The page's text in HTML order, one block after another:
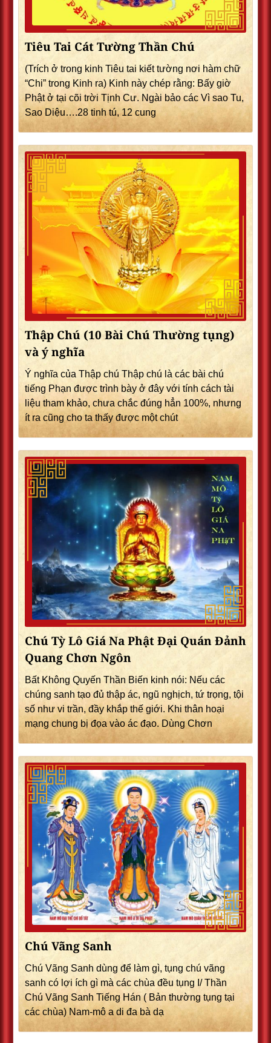
Tiêu Tai Cát Tường Thần Chú
(Trích ở trong kinh Tiêu tai kiết tường nơi hàm chữ
“Chi” trong Kinh ra) Kinh này chép rằng: Bấy giờ
Phật ở tại cõi trời Tịnh Cư. Ngài bảo các Vì sao Tu,
Sao Diệu….28 tinh tú, 12 cung
Thập Chú (10 Bài Chú Thường tụng)
và ý nghĩa
Ý nghĩa của Thập chú Thập chú là các bài chú
tiếng Phạn được trình bày ở đây với tính cách tài
liệu tham khảo, chưa chắc đúng hẳn 100%, nhưng
ít ra cũng cho ta thấy được một chút
Chú Tỳ Lô Giá Na Phật Đại Quán Đảnh
Quang Chơn Ngôn
Bất Không Quyến Thần Biến kinh nói: Nếu các
chúng sanh tạo đủ thập ác, ngũ nghịch, tứ trọng, tội
số như vi trần, đầy khắp thế giới. Khi thân hoại
mạng chung bị đọa vào ác đạo. Dùng Chơn
Chú Vãng Sanh
Chú Vãng Sanh dùng để làm gì, tụng chú vãng
sanh có lợi ích gì mà các chùa đều tụng I/ Thần
Chú Vãng Sanh Tiếng Hán ( Bản thường tụng tại
các chùa) Nam-mô a di đa bà dạ